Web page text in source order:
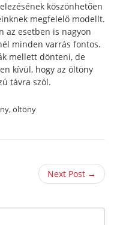
köszönhetően
megfelelő modellt.
az esetben is nagyon
minden varrás fontos.
mellett dönteni, de
kívül, hogy az öltöny
távra szól.
,öltöny
Next Post →